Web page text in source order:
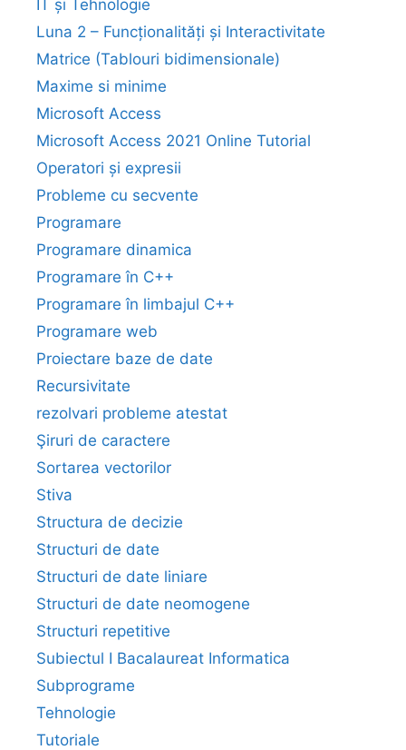
IT și Tehnologie
Luna 2 – Funcționalități și Interactivitate
Matrice (Tablouri bidimensionale)
Maxime si minime
Microsoft Access
Microsoft Access 2021 Online Tutorial
Operatori și expresii
Probleme cu secvente
Programare
Programare dinamica
Programare în C++
Programare în limbajul C++
Programare web
Proiectare baze de date
Recursivitate
rezolvari probleme atestat
Şiruri de caractere
Sortarea vectorilor
Stiva
Structura de decizie
Structuri de date
Structuri de date liniare
Structuri de date neomogene
Structuri repetitive
Subiectul I Bacalaureat Informatica
Subprograme
Tehnologie
Tutoriale